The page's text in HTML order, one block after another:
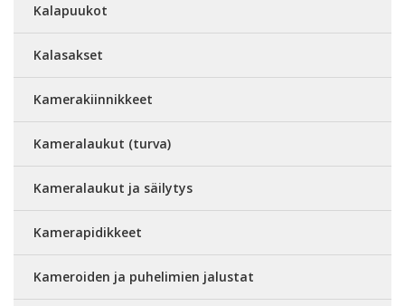
Kalapuukot
Kalasakset
Kamerakiinnikkeet
Kameralaukut (turva)
Kameralaukut ja säilytys
Kamerapidikkeet
Kameroiden ja puhelimien jalustat